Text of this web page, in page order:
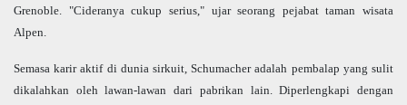
Grenoble. "Cideranya cukup serius," ujar seorang pejabat taman wisata
Alpen.
Semasa karir aktif di dunia sirkuit, Schumacher adalah pembalap yang sulit
dikalahkan oleh lawan-lawan dari pabrikan lain. Diperlengkapi dengan